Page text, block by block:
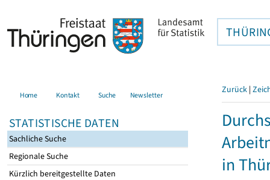
Home Kontakt Suche Newsletter
STATISTISCHE DATEN
Sachliche Suche
Regionale Suche
Kürzlich bereitgestellte Daten
Zurück |
in